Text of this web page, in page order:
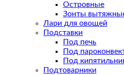
Островные
Зонты
Лари для овощей
Подставки
Под печь
Под
Под
Подтоварники